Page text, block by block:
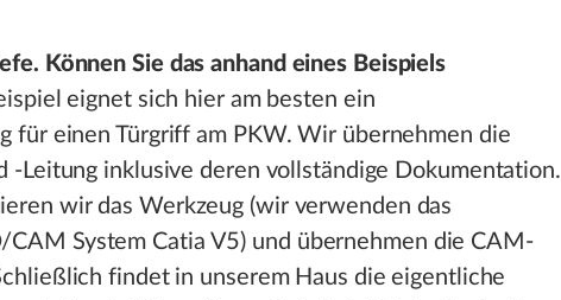
Können Sie das anhand eines Beispiels
eignet sich hier am besten ein
für einen Türgriff am PKW. Wir übernehmen die
-Leitung inklusive deren vollständige Dokumentation.
wir das Werkzeug (wir verwenden das
CAM System Catia V5) und übernehmen die CAM-
findet in unserem Haus die eigentliche